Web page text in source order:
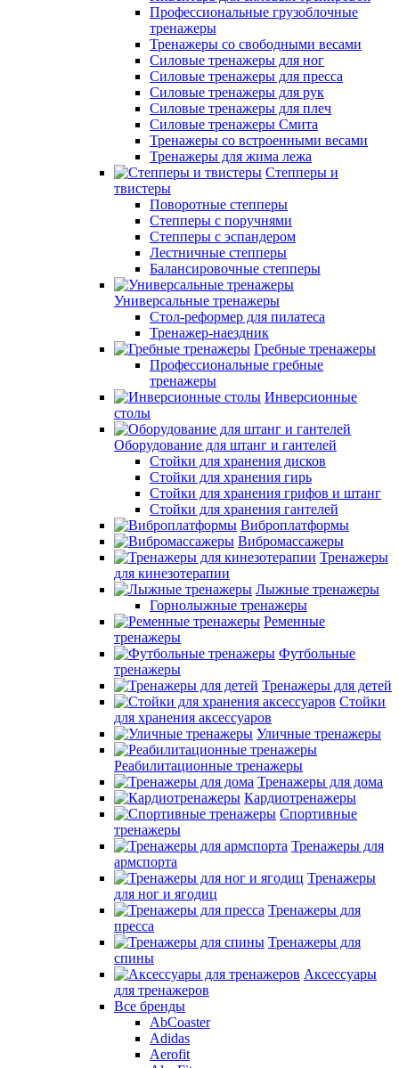
Профессиональные грузоблочные
тренажеры
Тренажеры со свободными весами
Силовые тренажеры для ног
Силовые тренажеры для пресса
Силовые тренажеры для рук
Силовые тренажеры для плеч
Силовые тренажеры Смита
Тренажеры со встроенными весами
Тренажеры для жима лежа
Степперы и
твистеры
Поворотные степперы
Степперы с поручнями
Степперы с эспандером
Лестничные степперы
Балансировочные степперы
Универсальные тренажеры
Стол-реформер для пилатеса
Тренажер-наездник
Гребные тренажеры
Профессиональные гребные
тренажеры
Инверсионные
столы
Оборудование для штанг и гантелей
Стойки для хранения дисков
Стойки для хранения гирь
Стойки для хранения грифов и штанг
Стойки для хранения гантелей
Виброплатформы
Вибромассажеры
Тренажеры
для кинезотерапии
Лыжные тренажеры
Горнолыжные тренажеры
Ременные
тренажеры
Футбольные
тренажеры
Тренажеры для детей
Стойки
для хранения аксессуаров
Уличные тренажеры
Реабилитационные тренажеры
Тренажеры для дома
Кардиотренажеры
Спортивные
тренажеры
Тренажеры для
армспорта
Тренажеры
для ног и ягодиц
Тренажеры для
пресса
Тренажеры для
спины
Аксессуары
для тренажеров
Все бренды
AbCoaster
Adidas
Aerofit